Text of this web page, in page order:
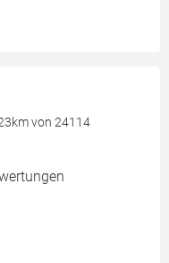
von 24114